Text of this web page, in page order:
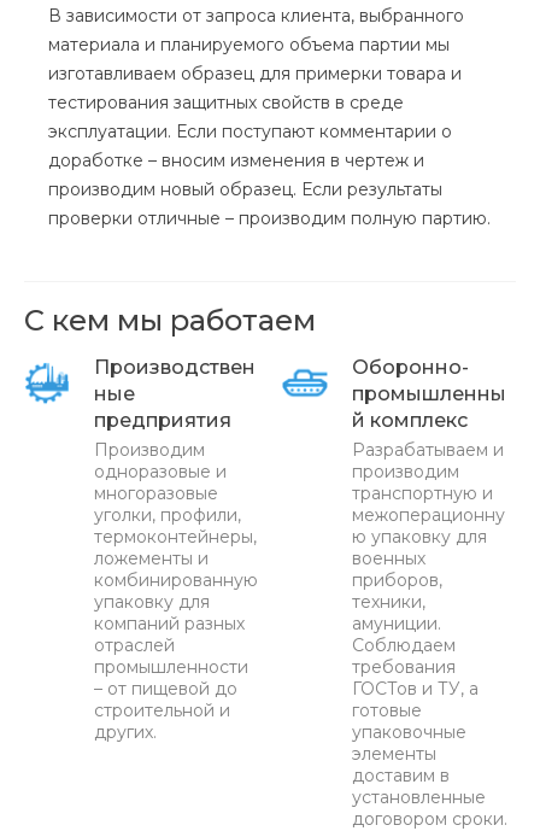
В зависимости от запроса клиента, выбранного
материала и планируемого объема партии мы
изготавливаем образец для примерки товара и
тестирования защитных свойств в среде
эксплуатации. Если поступают комментарии о
доработке – вносим изменения в чертеж и
производим новый образец. Если результаты
проверки отличные – производим полную партию.
С кем мы работаем
Производствен
ные
предприятия
Производим
одноразовые и
многоразовые
уголки, профили,
термоконтейнеры,
ложементы и
комбинированную
упаковку для
компаний разных
отраслей
промышленности
– от пищевой до
строительной и
других.
Оборонно-
промышленны
й комплекс
Разрабатываем и
производим
транспортную и
межоперационну
ю упаковку для
военных
приборов,
техники,
амуниции.
Соблюдаем
требования
ГОСТов и ТУ, а
готовые
упаковочные
элементы
доставим в
установленные
договором сроки.